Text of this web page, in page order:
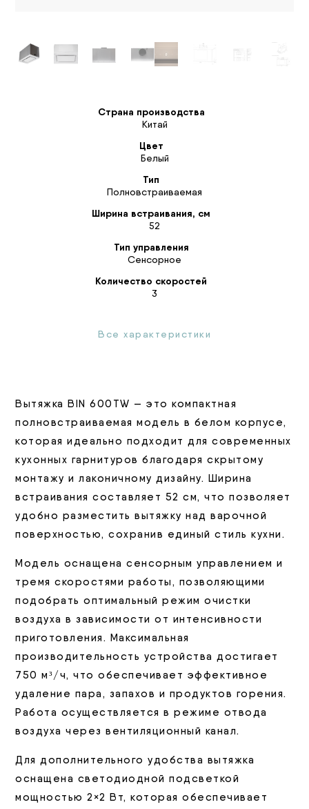
Страна производства
Китай
Цвет
Белый
Тип
Полновстраиваемая
Ширина встраивания, см
52
Тип управления
Сенсорное
Количество скоростей
3
Все характеристики
Вытяжка BIN 600TW — это компактная
полновстраиваемая модель в белом корпусе,
которая идеально подходит для современных
кухонных гарнитуров благодаря скрытому
монтажу и лаконичному дизайну. Ширина
встраивания составляет 52 см, что позволяет
удобно разместить вытяжку над варочной
поверхностью, сохранив единый стиль кухни.
Модель оснащена сенсорным управлением и
тремя скоростями работы, позволяющими
подобрать оптимальный режим очистки
воздуха в зависимости от интенсивности
приготовления. Максимальная
производительность устройства достигает
750 м³/ч, что обеспечивает эффективное
удаление пара, запахов и продуктов горения.
Работа осуществляется в режиме отвода
воздуха через вентиляционный канал.
Для дополнительного удобства вытяжка
оснащена светодиодной подсветкой
мощностью 2×2 Вт, которая обеспечивает